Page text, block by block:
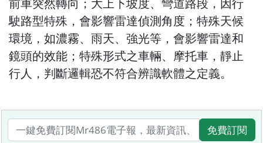
前車突然轉向；大上下坡度、彎道路段，因行
駛路型特殊，會影響雷達偵測角度；特殊天候
環境，如濃霧、雨天、強光等，會影響雷達和
鏡頭的效能；特殊形式之車輛、摩托車，靜止
行人，判斷邏輯恐不符合辨識軟體之定義。
免費訂閱